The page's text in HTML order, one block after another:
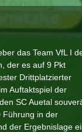
das Team VfL I
der es auf 9 Pkt
Drittplatzierter
Auftaktspiel der
SC Auetal
Führung in der
der Ergebnislage